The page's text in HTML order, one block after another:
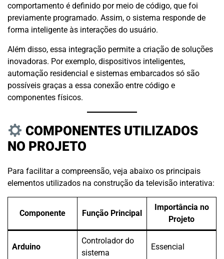
comportamento é definido por meio de código, que foi
previamente programado. Assim, o sistema responde de
forma inteligente às interações do usuário.
Além disso, essa integração permite a criação de soluções
inovadoras. Por exemplo, dispositivos inteligentes,
automação residencial e sistemas embarcados só são
possíveis graças a essa conexão entre código e
componentes físicos.
COMPONENTES UTILIZADOS
NO PROJETO
Para facilitar a compreensão, veja abaixo os principais
elementos utilizados na construção da televisão interativa:
Componente Função Principal
Importância no
Projeto
Arduino
Controlador do
sistema
Essencial